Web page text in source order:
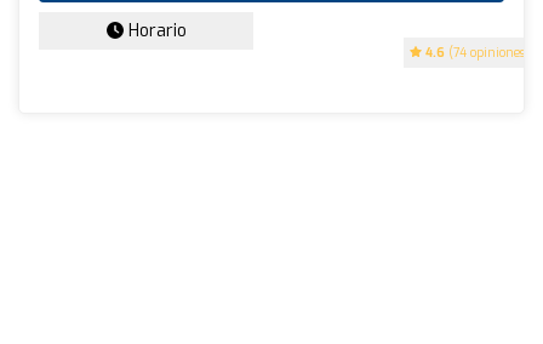
4.6 (74 opiniones)
Horario